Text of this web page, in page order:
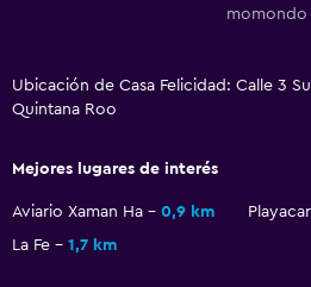
momondo
Ubicación de Casa Felicidad: Calle 3
Quintana Roo
Mejores lugares de interés
Aviario Xaman Ha 0,9 km
La Fe
1,7 km